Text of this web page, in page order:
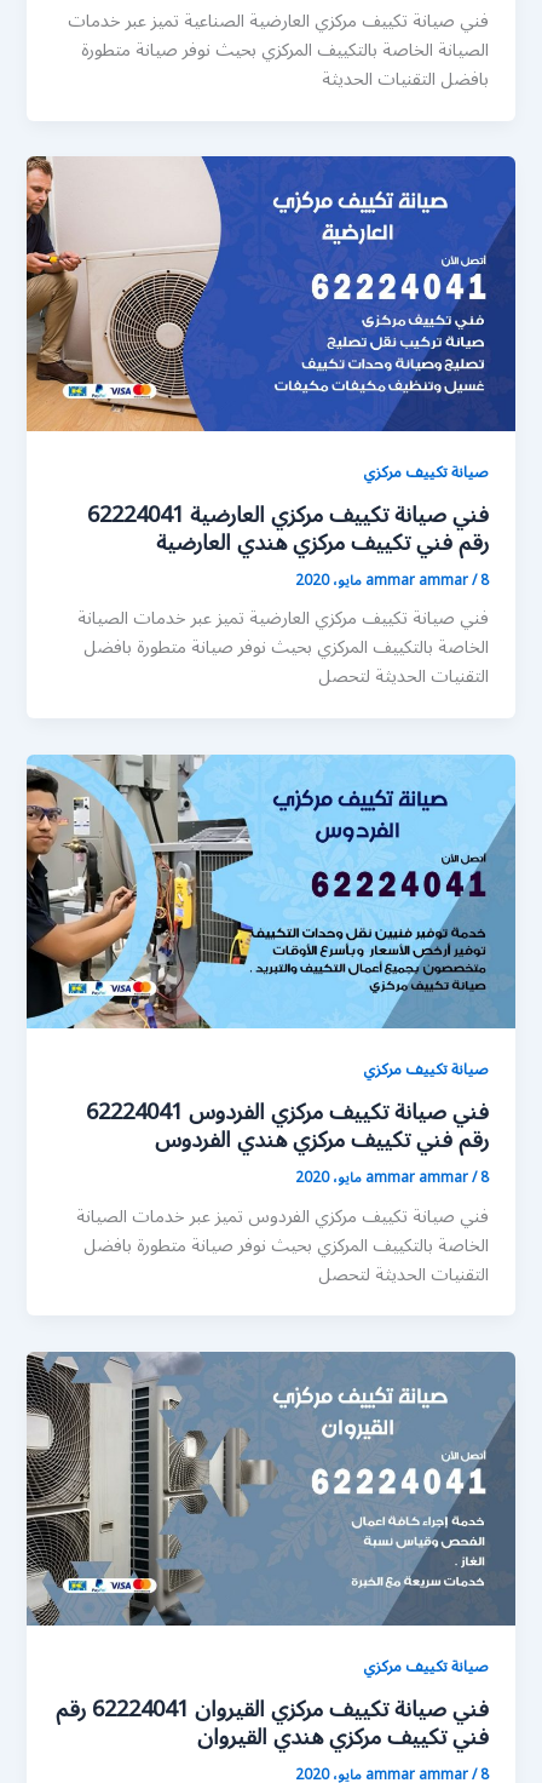
فني صيانة تكييف مركزي العارضية الصناعية تميز عبر خدمات
الصيانة الخاصة بالتكييف المركزي بحيث نوفر صيانة متطورة
بافضل التقنيات الحديثة
صيانة تكييف مركزي
فني صيانة تكييف مركزي العارضية 62224041
رقم فني تكييف مركزي هندي العارضية
ammar ammar/8 مايو، 2020
فني صيانة تكييف مركزي العارضية تميز عبر خدمات الصيانة
الخاصة بالتكييف المركزي بحيث نوفر صيانة متطورة بافضل
التقنيات الحديثة لتحصل
صيانة تكييف مركزي
فني صيانة تكييف مركزي الفردوس 62224041
رقم فني تكييف مركزي هندي الفردوس
ammar ammar/8 مايو، 2020
فني صيانة تكييف مركزي الفردوس تميز عبر خدمات الصيانة
الخاصة بالتكييف المركزي بحيث نوفر صيانة متطورة بافضل
التقنيات الحديثة لتحصل
صيانة تكييف مركزي
فني صيانة تكييف مركزي القيروان 62224041 رقم
فني تكييف مركزي هندي القيروان
ammar ammar/8 مايو، 2020